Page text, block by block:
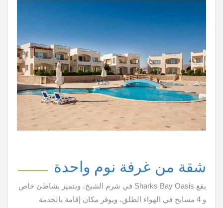
شقة من غرفة نوم واحدة
يقع Sharks Bay Oasis في شرم الشيخ، ويتميز بشاطئ خاص
و 4 مسابح في الهواء الطلق، ويوفر مكان إقامة بالخدمة